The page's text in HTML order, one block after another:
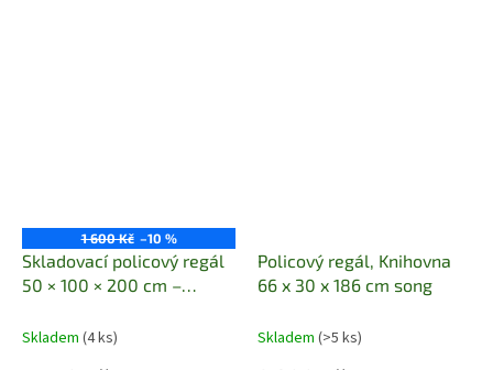
1 600 Kč –10 %
Skladovací policový regál
50 × 100 × 200 cm –
Skladem (4 ks)
Policový regál, Knihovna
66 x 30 x 186 cm song
Skladem (>5 ks)